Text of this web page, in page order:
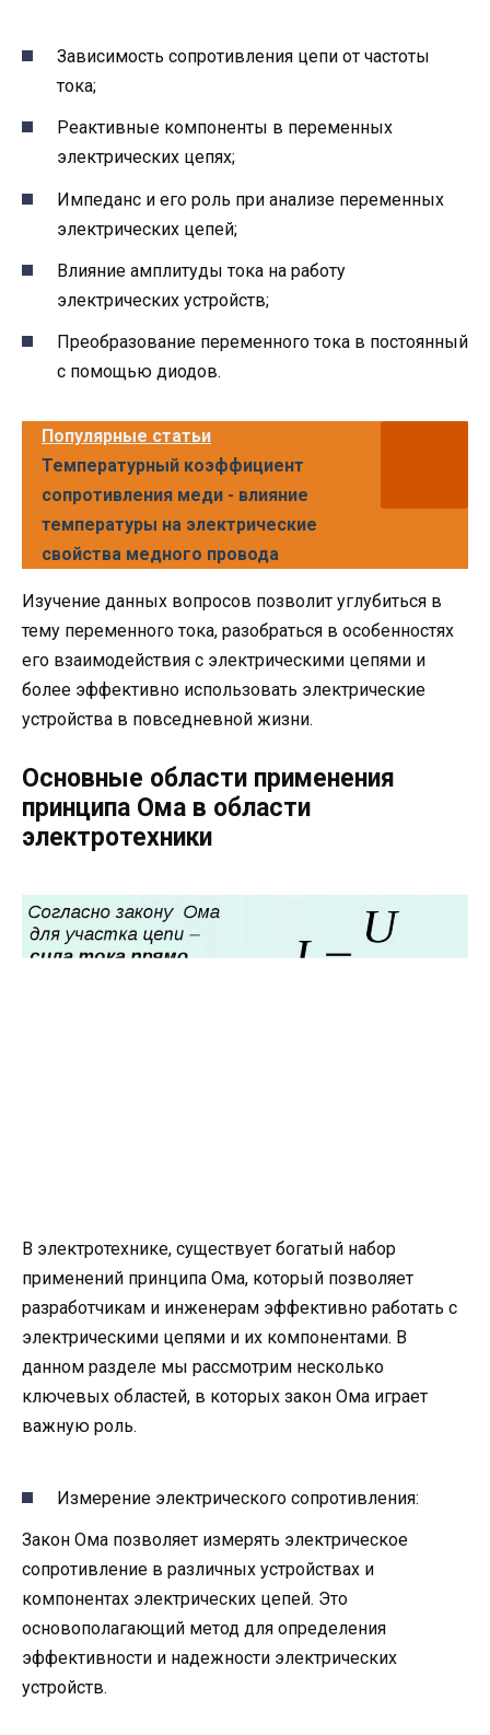
Зависимость сопротивления цепи от частоты
тока;
Реактивные компоненты в переменных
электрических цепях;
Импеданс и его роль при анализе переменных
электрических цепей;
Влияние амплитуды тока на работу
электрических устройств;
Преобразование переменного тока в постоянный
с помощью диодов.
Популярные статьи
Температурный коэффициент
сопротивления меди - влияние
температуры на электрические
свойства медного провода
Изучение данных вопросов позволит углубиться в
тему переменного тока, разобраться в особенностях
его взаимодействия с электрическими цепями и
более эффективно использовать электрические
устройства в повседневной жизни.
Основные области применения
принципа Ома в области
электротехники
В электротехнике, существует богатый набор
применений принципа Ома, который позволяет
разработчикам и инженерам эффективно работать с
электрическими цепями и их компонентами. В
данном разделе мы рассмотрим несколько
ключевых областей, в которых закон Ома играет
важную роль.
Измерение электрического сопротивления:
Закон Ома позволяет измерять электрическое
сопротивление в различных устройствах и
компонентах электрических цепей. Это
основополагающий метод для определения
эффективности и надежности электрических
устройств.